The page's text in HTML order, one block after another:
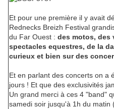
Et pour une première il y avait
Rednecks Breizh Festival
du Far Ouest : des motos, des
spectacles equestres, de la
curieux et bien sur des
Et en parlant des concerts on a
jours ! Et que des exclusivités
Un grand merci à ces 4 "band"
samedi soir jusqu'à 1h du matin